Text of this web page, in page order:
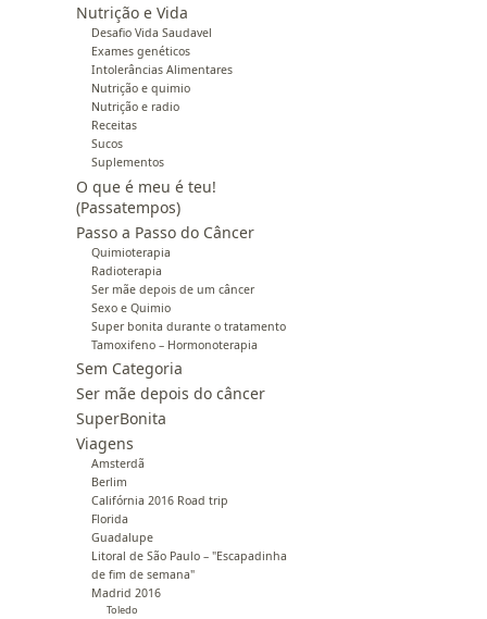
Nutrição e Vida
Desafio Vida Saudavel
Exames genéticos
Intolerâncias Alimentares
Nutrição e quimio
Nutrição e radio
Receitas
Sucos
Suplementos
O que é meu é teu!
(Passatempos)
Passo a Passo do Câncer
Quimioterapia
Radioterapia
Ser mãe depois de um câncer
Sexo e Quimio
Super bonita durante o tratamento
Tamoxifeno – Hormonoterapia
Sem Categoria
Ser mãe depois do câncer
SuperBonita
Viagens
Amsterdã
Berlim
Califórnia 2016 Road trip
Florida
Guadalupe
Litoral de São Paulo – "Escapadinha
de fim de semana"
Madrid 2016
Toledo